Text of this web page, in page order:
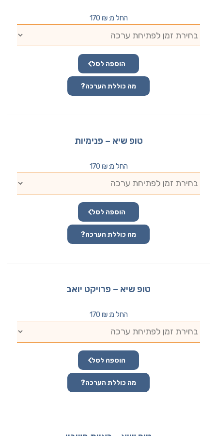
החל מ: 170 ₪
הוספה לסל
מה כוללת הערכה?
טופ שיא – פנימיות
החל מ: 170 ₪
הוספה לסל
מה כוללת הערכה?
טופ שיא – פרויקט יואב
החל מ: 170 ₪
הוספה לסל
מה כוללת הערכה?